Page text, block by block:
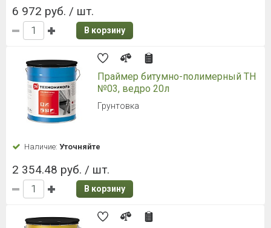
6 972 руб. / шт.
В корзину
Праймер битумно-полимерный ТН
№03, ведро 20л
Грунтовка
Наличие: Уточняйте
2 354.48 руб. / шт.
В корзину